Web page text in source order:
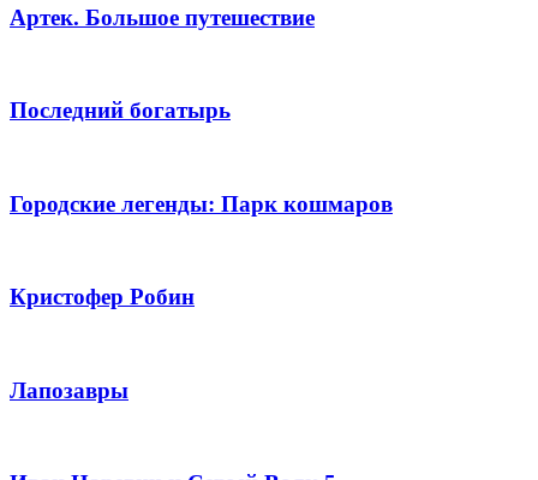
Артек. Большое путешествие
Последний богатырь
Городские легенды: Парк кошмаров
Кристофер Робин
Лапозавры